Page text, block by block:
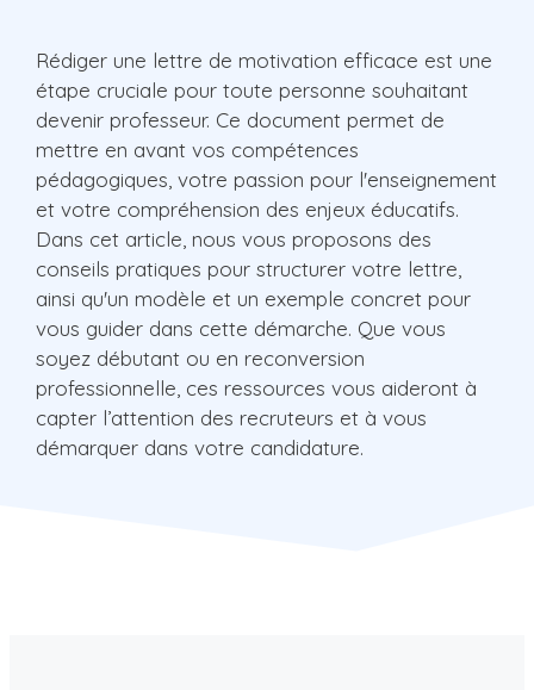
Rédiger une lettre de motivation efficace est une
étape cruciale pour toute personne souhaitant
devenir professeur. Ce document permet de
mettre en avant vos compétences
pédagogiques, votre passion pour l'enseignement
et votre compréhension des enjeux éducatifs.
Dans cet article, nous vous proposons des
conseils pratiques pour structurer votre lettre,
ainsi qu'un modèle et un exemple concret pour
vous guider dans cette démarche. Que vous
soyez débutant ou en reconversion
professionnelle, ces ressources vous aideront à
capter l’attention des recruteurs et à vous
démarquer dans votre candidature.